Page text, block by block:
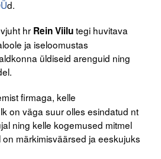
d.
hr Rein Viilutegi huvitava
ja iseloomustas
üldiseid arenguid ning
firmaga, kelle
on väga suur olles esindatud nt
ning kelle kogemused mitmel
märkimisväärsed ja eeskujuks